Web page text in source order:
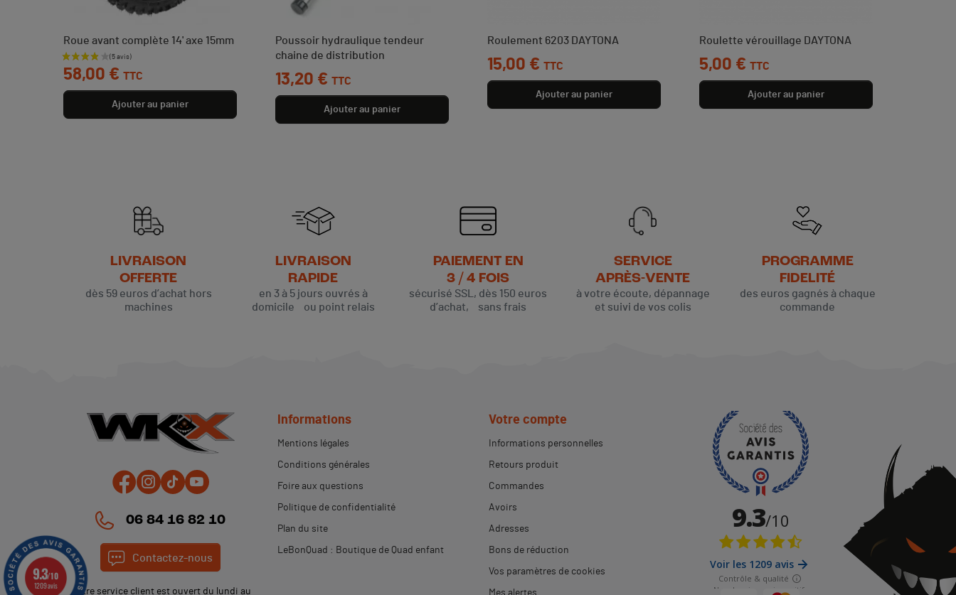
Roue avant complète 14' axe 15mm
Prix
58,00 € TTC
Ajouter au panier
Poussoir hydraulique tendeur
chaine de distribution
Prix
13,20 € TTC
Ajouter au panier
Roulement 6203 DAYTONA
Prix
15,00 € TTC
Ajouter au panier
Roulette vérouillage DAYTONA
Prix
5,00 € TTC
Ajouter au panier
LIVRAISON
OFFERTE
dès 59 euros d’achat hors
machines
LIVRAISON
RAPIDE
en 3 à 5 jours ouvrés à
domicile ou point relais
PAIEMENT EN
3 / 4 FOIS
sécurisé SSL, dès 150 euros
d’achat, sans frais
SERVICE
APRÈS-VENTE
à votre écoute, dépannage
et suivi de vos colis
PROGRAMME
FIDELITÉ
des euros gagnés à chaque
commande
06 84 16 82 10
Contactez-nous
Notre service client est ouvert du lundi au
Informations
Mentions légales
Conditions générales
Foire aux questions
Politique de confidentialité
Plan du site
LeBonQuad : Boutique de Quad enfant
Votre compte
Informations personnelles
Retours produit
Commandes
Avoirs
Adresses
Bons de réduction
Vos paramètres de cookies
Mes alertes
9.3/10
1209 avis